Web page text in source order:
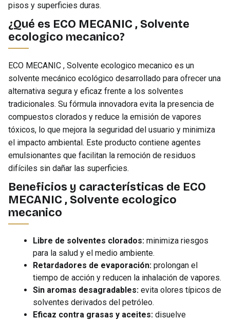
pisos y superficies duras.
¿Qué es ECO MECANIC , Solvente
ecologico mecanico?
ECO MECANIC , Solvente ecologico mecanico es un
solvente mecánico ecológico desarrollado para ofrecer una
alternativa segura y eficaz frente a los solventes
tradicionales. Su fórmula innovadora evita la presencia de
compuestos clorados y reduce la emisión de vapores
tóxicos, lo que mejora la seguridad del usuario y minimiza
el impacto ambiental. Este producto contiene agentes
emulsionantes que facilitan la remoción de residuos
difíciles sin dañar las superficies.
Beneficios y características de ECO
MECANIC , Solvente ecologico
mecanico
Libre de solventes clorados: minimiza riesgos
para la salud y el medio ambiente.
Retardadores de evaporación: prolongan el
tiempo de acción y reducen la inhalación de vapores.
Sin aromas desagradables: evita olores típicos de
solventes derivados del petróleo.
Eficaz contra grasas y aceites: disuelve